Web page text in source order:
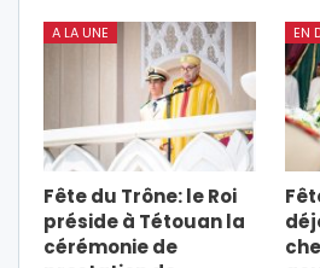
A LA UNE
Fête du Trône: le Roi
préside à Tétouan la
cérémonie de
EN